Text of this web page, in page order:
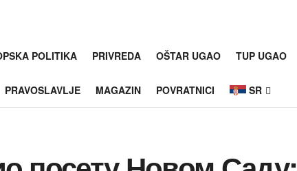
POLITIKA PRIVREDA OŠTAR UGAO TUP UGAO
PRAVOSLAVLJE MAGAZIN POVRATNICI SR